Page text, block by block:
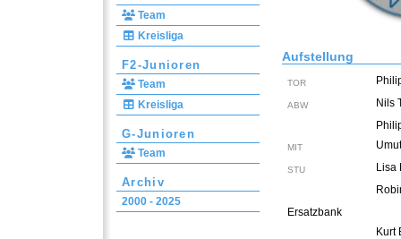
Team
Kreisliga
F2-Junioren
Team
Kreisliga
G-Junioren
Team
Archiv
2000 - 2025
Aufstellung
TOR
ABW
Nils
MIT
STU
Lisa
Ersatzbank
Kurt